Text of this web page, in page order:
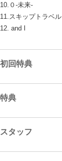
10.０-未来-
11.スキップトラベル
12. and I
初回特典
特典
スタッフ